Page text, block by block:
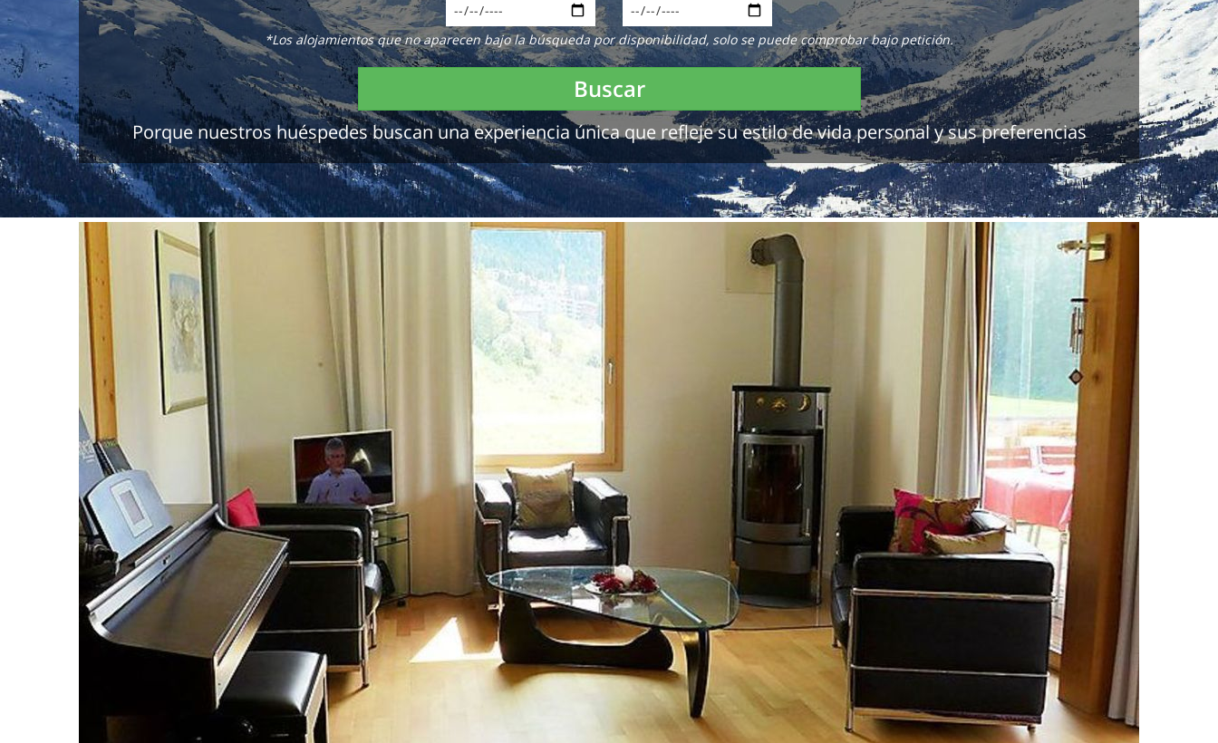
*Los alojamientos que no aparecen bajo la búsqueda por disponibilidad, solo se puede comprobar bajo petición.
Buscar
Porque nuestros huéspedes buscan una experiencia única que refleje su estilo de vida personal y sus preferencias